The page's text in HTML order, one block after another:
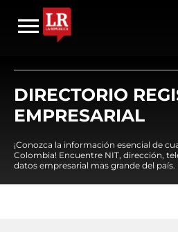
DIRECTORIO
EMPRESARIAL
¡Conozca la información esencial de
Colombia! Encuentre NIT, dirección,
datos empresarial mas grande del país.